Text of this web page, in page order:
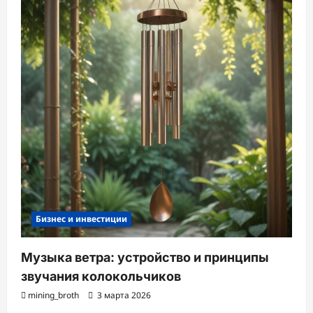
Бизнес и инвестиции
Музыка ветра: устройство и принципы
звучания колокольчиков
mining_broth 3 марта 2026